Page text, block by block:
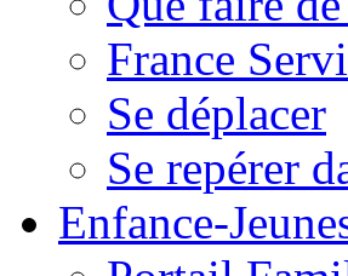
France
Se déplacer
Se repérer
Enfance-